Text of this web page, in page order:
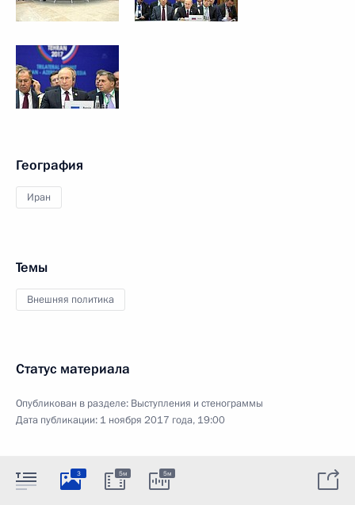
География
Иран
Темы
Внешняя политика
Статус материала
Опубликован в разделе: Выступления и стенограммы
Дата публикации: 1 ноября 2017 года, 19:00
3 5м 5м